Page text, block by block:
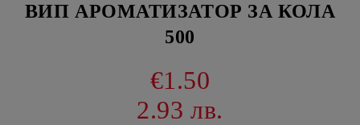
ВИП АРОМАТИЗАТОР ЗА КОЛА
500
€1.50
2.93 лв.